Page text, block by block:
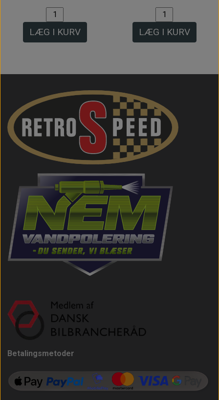
LÆG I KURV LÆG I KURV
Betalingsmetoder